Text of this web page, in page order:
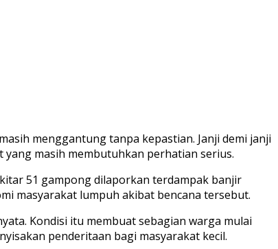
menggantung tanpa kepastian. Janji demi janji
masih membutuhkan perhatian serius.
51 gampong dilaporkan terdampak banjir
masyarakat lumpuh akibat bencana tersebut.
Kondisi itu membuat sebagian warga mulai
penderitaan bagi masyarakat kecil.